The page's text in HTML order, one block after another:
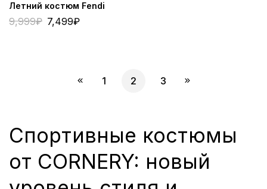
Летний костюм Fendi
9,999₽ 7,499₽
1 2 3
Спортивные костюмы
от CORNERY: новый